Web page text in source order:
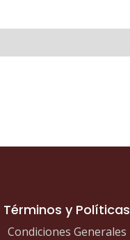
Términos y Políticas
Condiciones Generales